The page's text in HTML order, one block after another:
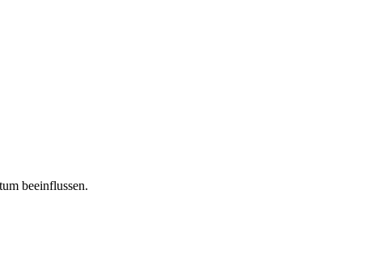
beeinflussen.